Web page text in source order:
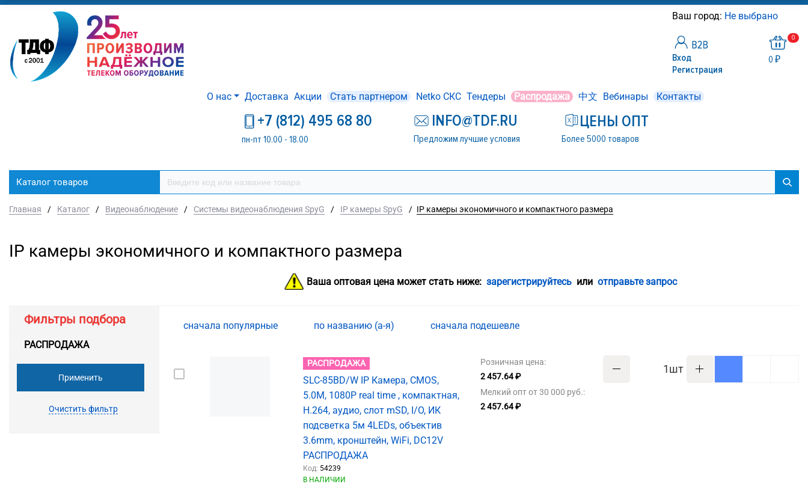
Ваш город: Не выбрано
Вход
Регистрация
0
0 ₽
О нас Доставка Акции Стать партнером Netko СКС Тендеры Распродажа 中文 Вебинары Контакты
+7 (812) 495 68 80
пн-пт 10.00 - 18.00
INFO@TDF.RU
Предложим лучшие условия
ЦЕНЫ ОПТ
Более 5000 товаров
Каталог товаров
Главная / Каталог / Видеонаблюдение / Системы видеонаблюдения SpyG / IP камеры SpyG / IP камеры экономичного и компактного размера
IP камеры экономичного и компактного размера
Ваша оптовая цена может стать ниже: зарегистрируйтесьили отправьте запрос
сначала популярные по названию (а-я) сначала подешевле
Фильтры подбора
РАСПРОДАЖА
Применить
Очистить фильтр
РАСПРОДАЖА
SLC-85BD/W IP Камера, CMOS,
5.0M, 1080P real time , компактная,
H.264, аудио, слот mSD, I/O, ИК
подсветка 5м 4LEDs, объектив
3.6mm, кронштейн, WiFi, DC12V
РАСПРОДАЖА
Код: 54239
В НАЛИЧИИ
Розничная цена:
2 457.64 ₽
Мелкий опт от 30 000 руб.:
2 457.64 ₽
шт